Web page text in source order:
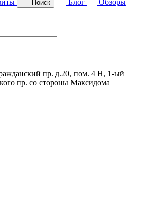
Поиск Блог
Обзоры
пр. д.20, пом. 4 Н, 1-ый
пр. со стороны Максидома